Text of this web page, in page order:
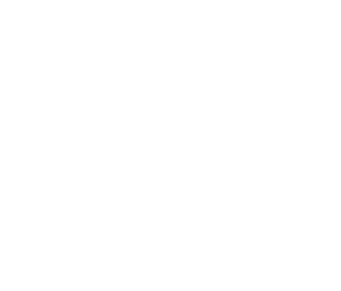
Land- und Forstwirtschaft